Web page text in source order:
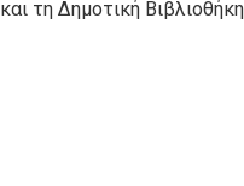
και τη Δημοτική